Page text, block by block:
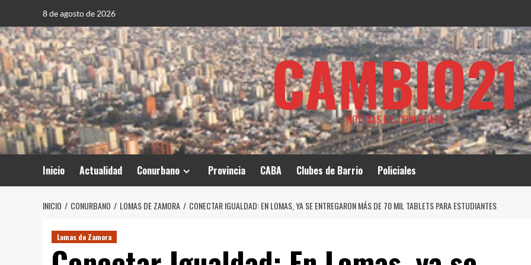
contenido
8 de agosto de 2026
CAMBIO21
NOTICIAS DEL CONURBANO
Inicio Actualidad Conurbano Provincia CABA Clubes de Barrio Policiales
INICIO CONURBANO LOMAS DE ZAMORA CONECTAR IGUALDAD: EN LOMAS, YA SE ENTREGARON MÁS DE 70 MIL TABLETS PARA ESTUDIANTES
Lomas de Zamora